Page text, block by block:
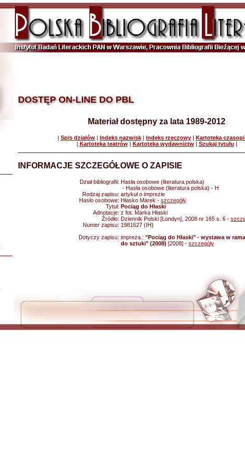
DOSTĘP ON-LINE DO PBL
Materiał dostępny za lata 1989-2012
| Spis działów | Indeks nazwisk | Indeks rzeczowy | Kartoteka
| Kartoteka teatrów| Kartoteka wydawnictw| Szukaj tytułu |
INFORMACJE SZCZEGÓŁOWE O ZAPISIE
Dział bibliografii: Hasła osobowe (literatura polska)
- Hasła osobowe (literatura polska) - H
Rodzaj zapisu: artykuł o imprezie
Hasło osobowe: Hłasko Marek - szczegóły
Tytuł: Pociąg do Hłaski
Adnotacje: z fot. Marka Hłaski
Źródło: Dziennik Polski [Londyn], 2008 nr 165 s. 6 -
Numer zapisu: 1981627 (IH)
Dotyczy zapisu: impreza.: "Pociąg do Hłaski" - wystawa w
do sztuki" (2008) [2008] - szczegóły